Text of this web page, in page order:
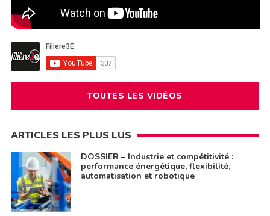
TOUTES LES VIDÉOS
ARTICLES LES PLUS LUS
DOSSIER – Industrie et compétitivité :
performance énergétique, flexibilité,
automatisation et robotique